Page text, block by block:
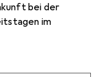
bei der
im